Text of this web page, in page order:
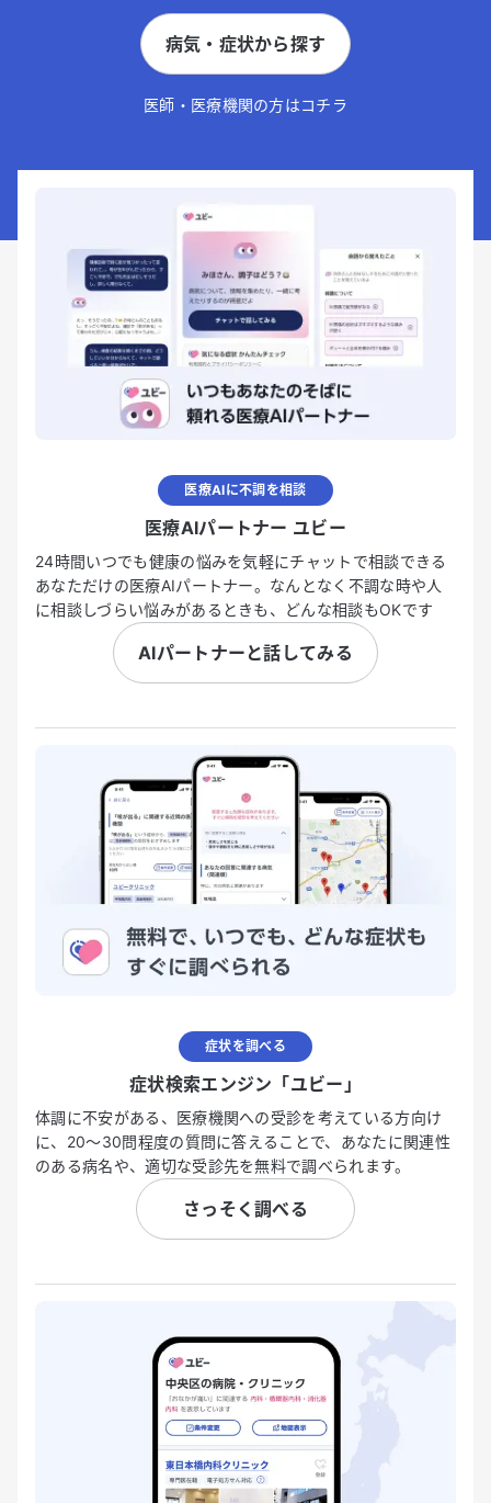
病気・症状から探す
医師・医療機関の方はコチラ
医療AIに不調を相談
医療AIパートナー ユビー
24時間いつでも健康の悩みを気軽にチャットで相談できる
あなただけの医療AIパートナー。なんとなく不調な時や人
に相談しづらい悩みがあるときも、どんな相談もOKです
AIパートナーと話してみる
症状を調べる
症状検索エンジン「ユビー」
体調に不安がある、医療機関への受診を考えている方向け
に、20〜30問程度の質問に答えることで、あなたに関連性
のある病名や、適切な受診先を無料で調べられます。
さっそく調べる